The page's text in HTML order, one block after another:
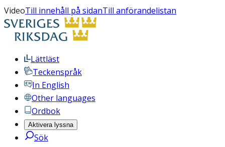
VideoTill innehåll på sidanTill anförandelistan
Lättläst
Teckenspråk
In English
Other languages
Ordbok
Aktivera lyssna
Sök